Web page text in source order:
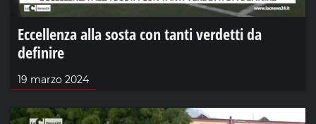
Eccellenza alla sosta con tanti verdetti da
definire
19 marzo 2024